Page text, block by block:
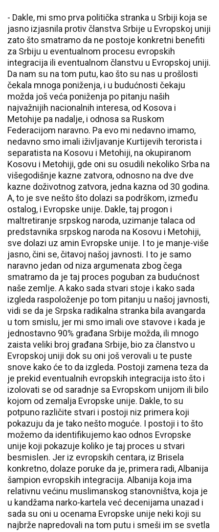
- Dakle, mi smo prva politička stranka u Srbiji koja se
jasno izjasnila protiv članstva Srbije u Evropskoj uniji
zato što smatramo da ne postoje konkretni benefiti
za Srbiju u eventualnom procesu evropskih
integracija ili eventualnom članstvu u Evropskoj uniji.
Da nam su na tom putu, kao što su nas u prošlosti
čekala mnoga poniženja, i u budućnosti čekaju
možda još veća poniženja po pitanju naših
najvažnijih nacionalnih interesa, od Kosova i
Metohije pa nadalje, i odnosa sa Ruskom
Federacijom naravno. Pa evo mi nedavno imamo,
nedavno smo imali iživljavanje Kurtijevih terorista i
separatista na Kosovu i Metohiji, na okupiranom
Kosovu i Metohiji, gde oni su osudili nekoliko Srba na
višegodišnje kazne zatvora, odnosno na dve dve
kazne doživotnog zatvora, jedna kazna od 30 godina.
A, to je sve nešto što dolazi sa podrškom, između
ostalog, i Evropske unije. Dakle, taj progon i
maltretiranje srpskog naroda, uzimanje talaca od
predstavnika srpskog naroda na Kosovu i Metohiji,
sve dolazi uz amin Evropske unije. I to je manje-više
jasno, čini se, čitavoj našoj javnosti. I to je samo
naravno jedan od niza argumenata zbog čega
smatramo da je taj proces poguban za budućnost
naše zemlje. A kako sada stvari stoje i kako sada
izgleda raspoloženje po tom pitanju u našoj javnosti,
vidi se da je Srpska radikalna stranka bila avangarda
u tom smislu, jer mi smo imali ove stavove i kada je
jednostavno 90% građana Srbije možda, ili mnogo
zaista veliki broj građana Srbije, bio za članstvo u
Evropskoj uniji dok su oni još verovali u te puste
snove kako će to da izgleda. Postoji zamena teza da
je prekid eventualnih evropskih integracija isto što i
izolovati se od saradnje sa Evropskom unijom ili bilo
kojom od zemalja Evropske unije. Dakle, to su
potpuno različite stvari i postoji niz primera koji
pokazuju da je tako nešto moguće. I postoji i to što
možemo da identifikujemo kao odnos Evropske
unije koji pokazuje koliko je taj proces u stvari
besmislen. Jer iz evropskih centara, iz Brisela
konkretno, dolaze poruke da je, primera radi, Albanija
šampion evropskih integracija. Albanija koja ima
relativnu većinu muslimanskog stanovništva, koja je
u kandžama narko-kartela već decenijama unazad i
sada su oni u ocenama Evropske unije neki koji su
najbrže napredovali na tom putu i smeši im se svetla